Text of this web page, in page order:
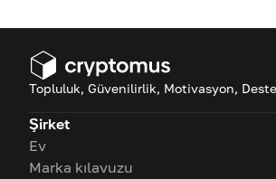
Topluluk, Güvenilirlik, Motivasyon,
Şirket
Ev
Marka kılavuzu